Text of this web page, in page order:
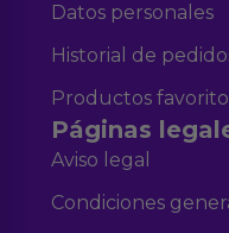
Datos personales
Historial de
Productos
Páginas
Aviso legal
Condiciones